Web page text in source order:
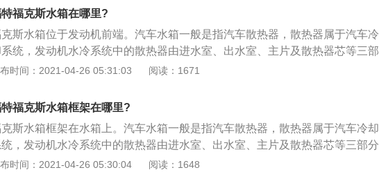
嘶声，等到声音消失后再打开；2、将适量的冷却液加注在冷却液膨胀罐内，
到膨胀罐MAX和MIN刻度之间的位置；3、在冷却液膨胀罐盖打开的情况下，
发动机；4、启动发动机后，罐内冷却液会慢慢减少，这时候再添加适量的
却液到膨胀罐内，直至液面达到冷却液膨胀罐MAX和MIN度之间的位置；5、
装上盖子，确保压力盖用手拧紧并完全入位。
福克斯水箱在哪里?
斯水箱位于发动机前端。汽车水箱一般是指汽车散热器，散热器属于汽车冷
统，发动机水冷系统中的散热器由进水室、出水室、主片及散热器芯等三部
成。汽车水箱加水步骤如下：1、逆时针方向转动压力盖，如果听到嘶嘶
胀罐MAX和MIN刻度之间的位置；3、在冷却液膨胀罐盖打开的情况下，启动
动机；4、启动发动机后，罐内冷却液会慢慢减少，这时候再添加适量的冷却
膨胀罐内，直至液面达到冷却液膨胀罐MAX和MIN度之间的位置；5、重新
盖子，确保压力盖用手拧紧并完全入位。
时间：2021-04-26 05:31:03 阅读：1671
福克斯水箱框架在哪里?
斯水箱框架在水箱上。汽车水箱一般是指汽车散热器，散热器属于汽车冷却
统，发动机水冷系统中的散热器由进水室、出水室、主片及散热器芯等三部分
。汽车水箱加水步骤如下：1、逆时针方向转动压力盖，如果听到嘶嘶声，
时间：2021-04-26 05:30:04 阅读：1648